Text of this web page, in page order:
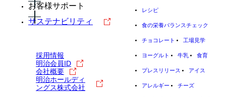
お客様サポート
サステナビリティ
採用情報
明治会員ID
会社概要
明治ホールディ
ングス株式会社
レシピ
食の栄養バランスチェック
チョコレート 工場見学
ヨーグルト 牛乳 食育
プレスリリース アイス
アレルギー チーズ